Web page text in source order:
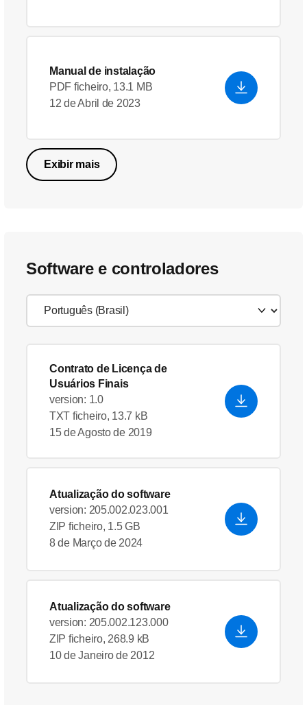
Manual de instalação
PDF ficheiro, 13.1 MB
12 de Abril de 2023
Exibir mais
Software e controladores
Contrato de Licença de
Usuários Finais
version: 1.0
TXT ficheiro, 13.7 kB
15 de Agosto de 2019
Atualização do software
version: 205.002.023.001
ZIP ficheiro, 1.5 GB
8 de Março de 2024
Atualização do software
version: 205.002.123.000
ZIP ficheiro, 268.9 kB
10 de Janeiro de 2012